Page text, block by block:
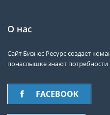
О нас
Сайт Бизнес Ресурс создает
понаслышке знают потребности
FACEBOOK